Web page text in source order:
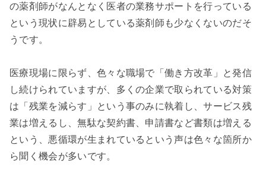
の薬剤師がなんとなく医者の業務サポートを行っている
という現状に辟易としている薬剤師も少なくないのだそ
うです。
医療現場に限らず、色々な職場で「働き方改革」と発信
し続けられていますが、多くの企業で取られている対策
は「残業を減らす」という事のみに執着し、サービス残
業は増えるし、無駄な契約書、申請書など書類は増える
という、悪循環が生まれているという声は色々な箇所か
ら聞く機会が多いです。